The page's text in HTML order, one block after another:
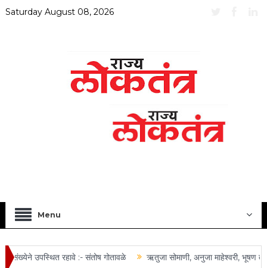
Saturday August 08, 2026
Menu
उपस्थित रहावे :- संतोष गोतावळे ऋतुजा सोमाणी, अनुजा माहेश्वरी, भूषण